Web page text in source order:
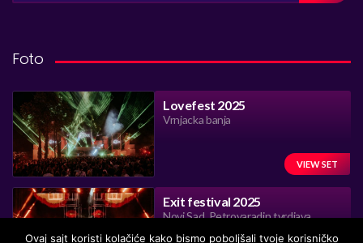
Foto
Lovefest 2025
Vrnjacka banja
VIEW SET
Exit festival 2025
Novi Sad, Petrovaradin tvrdjava
Ovaj sajt koristi kolačiće kako bismo poboljšali tvoje korisničko